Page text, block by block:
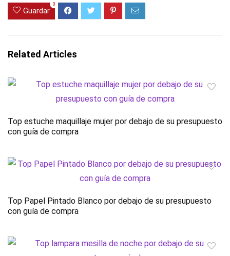
Guardar
0
Related Articles
Top estuche maquillaje mujer por debajo de su presupuesto
con guía de compra
Top Papel Pintado Blanco por debajo de su presupuesto
con guía de compra